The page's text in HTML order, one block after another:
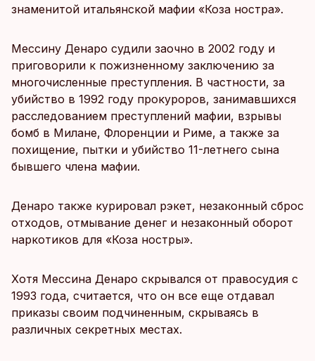
знаменитой итальянской мафии «Коза ностра».
Мессину Денаро судили заочно в 2002 году и
приговорили к пожизненному заключению за
многочисленные преступления. В частности, за
убийство в 1992 году прокуроров, занимавшихся
расследованием преступлений мафии, взрывы
бомб в Милане, Флоренции и Риме, а также за
похищение, пытки и убийство 11-летнего сына
бывшего члена мафии.
Денаро также курировал рэкет, незаконный сброс
отходов, отмывание денег и незаконный оборот
наркотиков для «Коза ностры».
Хотя Мессина Денаро скрывался от правосудия с
1993 года, считается, что он все еще отдавал
приказы своим подчиненным, скрываясь в
различных секретных местах.